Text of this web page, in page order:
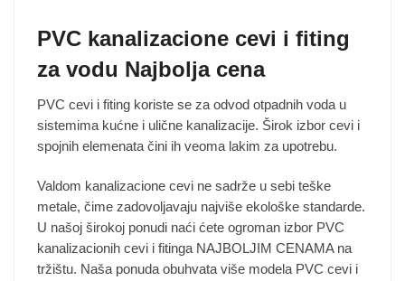
PVC kanalizacione cevi i fiting
za vodu Najbolja cena
PVC cevi i fiting koriste se za odvod otpadnih voda u
sistemima kućne i ulične kanalizacije. Širok izbor cevi i
spojnih elemenata čini ih veoma lakim za upotrebu.
Valdom kanalizacione cevi ne sadrže u sebi teške
metale, čime zadovoljavaju najviše ekološke standarde.
U našoj širokoj ponudi naći ćete ogroman izbor PVC
kanalizacionih cevi i fitinga NAJBOLJIM CENAMA na
tržištu. Naša ponuda obuhvata više modela PVC cevi i